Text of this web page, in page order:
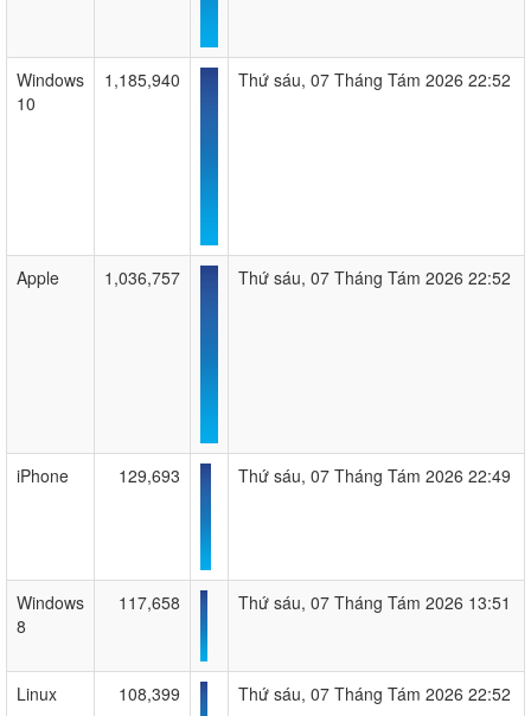
Windows
10
1,185,940 Thứ sáu, 07 Tháng Tám 2026 22:52
Apple 1,036,757 Thứ sáu, 07 Tháng Tám 2026 22:52
iPhone 129,693 Thứ sáu, 07 Tháng Tám 2026 22:49
Windows
8
117,658 Thứ sáu, 07 Tháng Tám 2026 13:51
Linux 108,399 Thứ sáu, 07 Tháng Tám 2026 22:52